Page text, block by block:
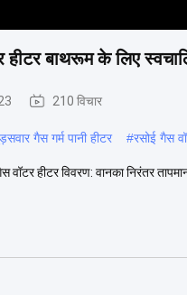
हीटर बाथरूम के लिए
210 विचार
गैस गर्म पानी हीटर #रसोई गैस
हीटर विवरण: वानका निरंतर